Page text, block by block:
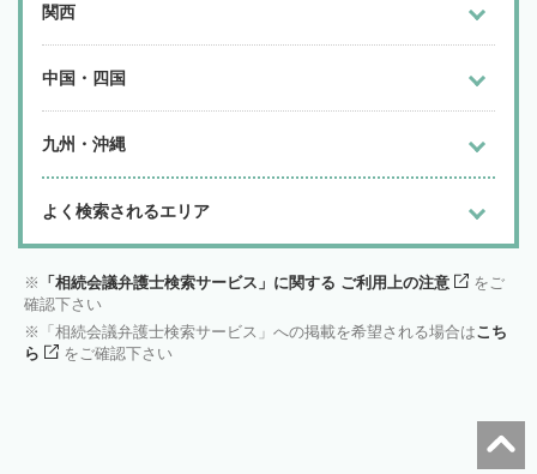
関西
中国・四国
九州・沖縄
よく検索されるエリア
「相続会議弁護士検索サービス」に関する ご利用上の注意
をご
確認下さい
「相続会議弁護士検索サービス」への掲載を希望される場合はこち
ら
をご確認下さい